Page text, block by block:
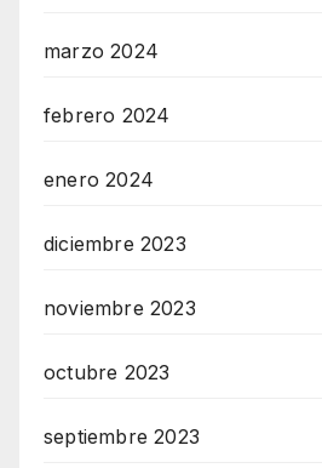
marzo 2024
febrero 2024
enero 2024
diciembre 2023
noviembre 2023
octubre 2023
septiembre 2023